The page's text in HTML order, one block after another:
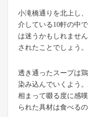
小滝橋通りを北上し
介している10軒の中
は迷うかもしれませ
されたことでしょう。
透き通ったスープは
染み込んでいくよう
相まって啜る度に感
られた具材は食べる